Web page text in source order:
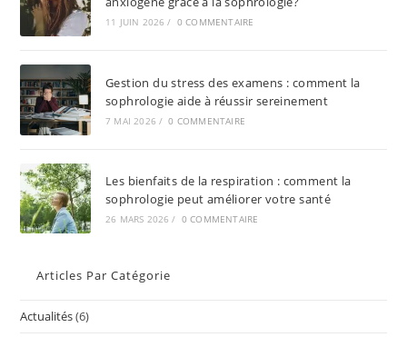
11 JUIN 2026 / 0 COMMENTAIRE
Gestion du stress des examens : comment la
sophrologie aide à réussir sereinement
7 MAI 2026 / 0 COMMENTAIRE
Les bienfaits de la respiration : comment la
sophrologie peut améliorer votre santé
26 MARS 2026 / 0 COMMENTAIRE
Articles Par Catégorie
Actualités(6)